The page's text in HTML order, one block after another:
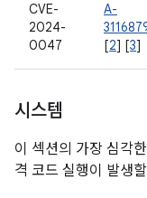
CVE-
2024-
0047
A-
[2] [3]
시스템
이 섹션의 가장 심각
격 코드 실행이 발생